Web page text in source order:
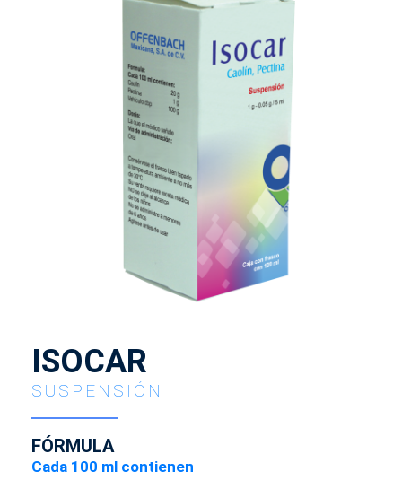
ISOCAR
SUSPENSIÓN
FÓRMULA
Cada 100 ml contienen